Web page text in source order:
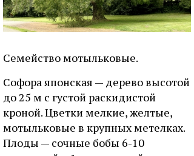
Семейство мотыльковые.
Софора японская — дерево высотой
до 25 м с густой раскидистой
кроной. Цветки мелкие, желтые,
мотыльковые в крупных метелках.
Плоды — сочные бобы 6-10